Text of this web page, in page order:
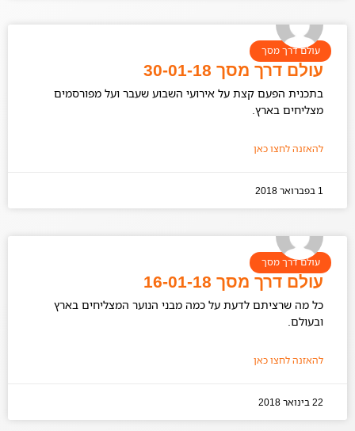
עולם דרך מסך
עולם דרך מסך 30-01-18
בתכנית הפעם קצת על אירועי השבוע שעבר ועל מפורסמים
מצליחים בארץ.
להאזנה לחצו כאן
1 בפברואר 2018
עולם דרך מסך
עולם דרך מסך 16-01-18
כל מה שרציתם לדעת על כמה מבני הנוער המצליחים בארץ
ובעולם.
להאזנה לחצו כאן
22 בינואר 2018